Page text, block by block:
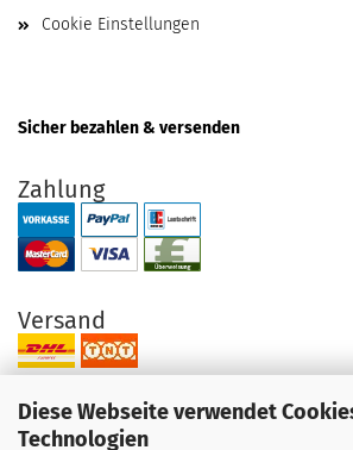
Diese Webseite verwendet
Technologien
Cookie Einstellungen
Sicher bezahlen & versenden
Zahlung
Versand